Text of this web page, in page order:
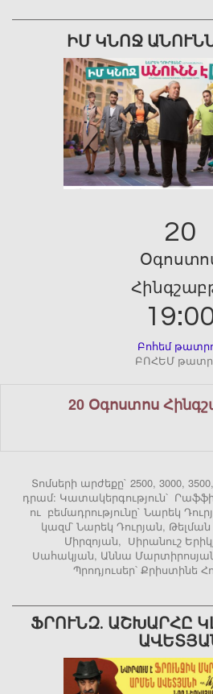
ԻՄ ԿՆՈՋ
20
Բոհեմ
ԲՈՀԵՄ
20 Օգոստոս
Տոմսերի արժեքը` 2500, 3000,
դրամ: Կատակերգություն՝
ու բեմադրությունը` Նարեկ
կազմ՝ Նարեկ Դուրյան,
Միրզոյան, Սիրանուշ
Սահակյան, Աննա
Պրոդյուսեր՝ Քրիստինե
ՖՐՈՒՆԶ. ԱՇԽԱՐՀԸ